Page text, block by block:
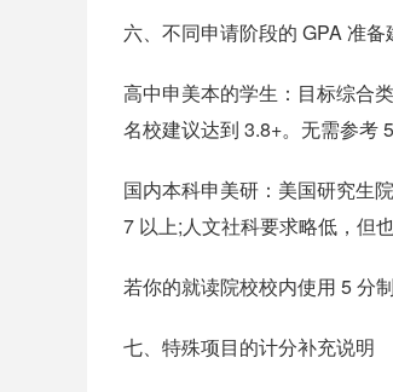
六、不同申请阶段的 GPA 准备
高中申美本的学生：目标综合
名校建议达到 3.8+。无需参考 5
国内本科申美研：美国研究生
7 以上;人文社科要求略低，但
若你的就读院校校内使用 5 分
七、特殊项目的计分补充说明